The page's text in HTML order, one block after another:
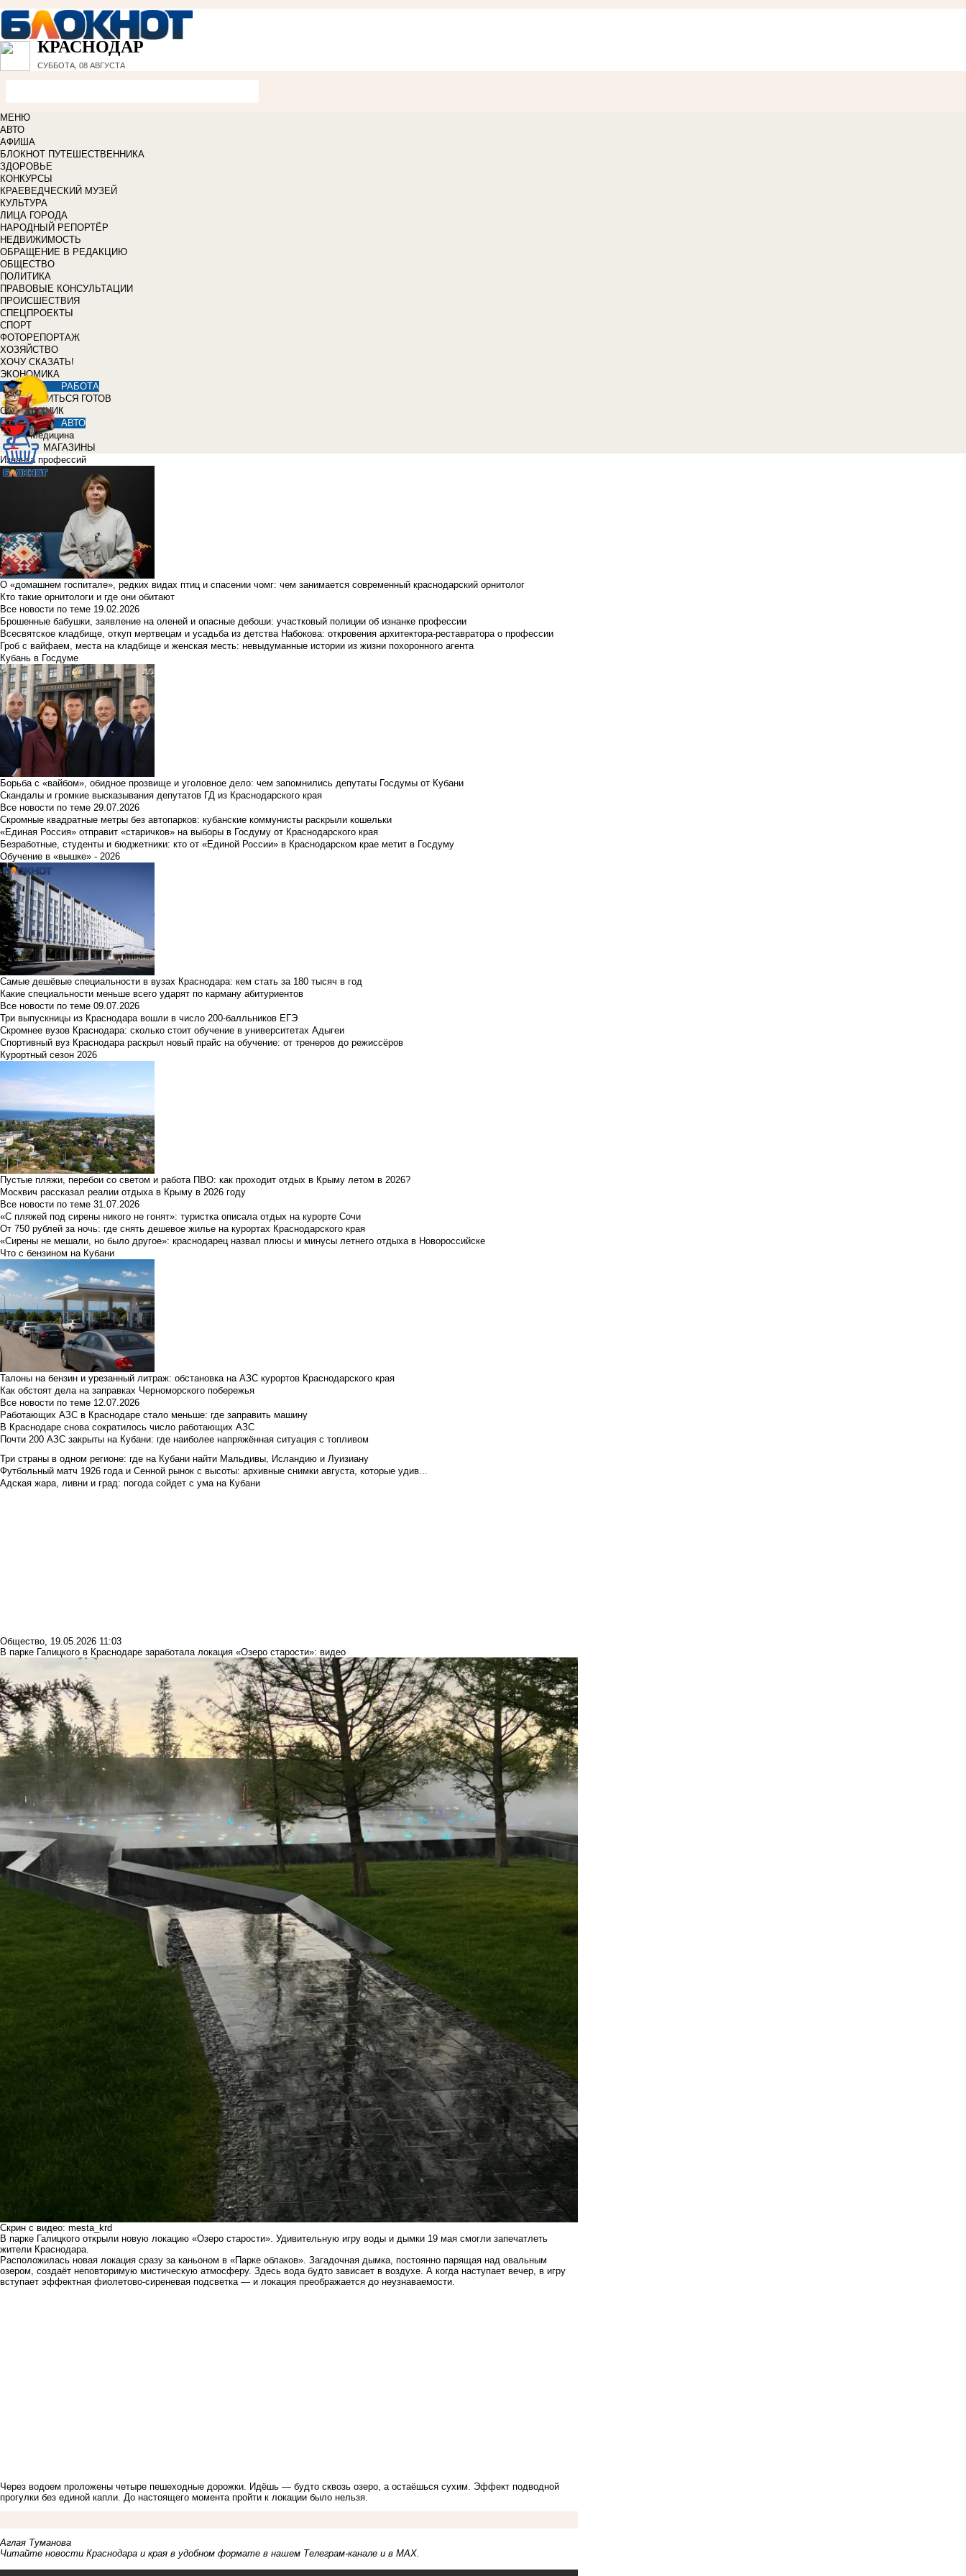
КРАСНОДАР
СУББОТА, 08 АВГУСТА
МЕНЮ
АВТО
АФИША
БЛОКНОТ ПУТЕШЕСТВЕННИКА
ЗДОРОВЬЕ
КОНКУРСЫ
КРАЕВЕДЧЕСКИЙ МУЗЕЙ
КУЛЬТУРА
ЛИЦА ГОРОДА
НАРОДНЫЙ РЕПОРТЁР
НЕДВИЖИМОСТЬ
ОБРАЩЕНИЕ В РЕДАКЦИЮ
ОБЩЕСТВО
ПОЛИТИКА
ПРАВОВЫЕ КОНСУЛЬТАЦИИ
ПРОИСШЕСТВИЯ
СПЕЦПРОЕКТЫ
СПОРТ
ФОТОРЕПОРТАЖ
ХОЗЯЙСТВО
ХОЧУ СКАЗАТЬ!
ЭКОНОМИКА
РАБОТА
УЧИТЬСЯ ГОТОВ
СПРАВОЧНИК
АВТО
Медицина
МАГАЗИНЫ
Изнанка профессий
О «домашнем госпитале», редких видах птиц и спасении чомг: чем занимается современный краснодарский орнитолог
Кто такие орнитологи и где они обитают
Все новости по теме 19.02.2026
Брошенные бабушки, заявление на оленей и опасные дебоши: участковый полиции об изнанке профессии
Всесвятское кладбище, откуп мертвецам и усадьба из детства Набокова: откровения архитектора-реставратора о профессии
Гроб с вайфаем, места на кладбище и женская месть: невыдуманные истории из жизни похоронного агента
Кубань в Госдуме
Борьба с «вайбом», обидное прозвище и уголовное дело: чем запомнились депутаты Госдумы от Кубани
Скандалы и громкие высказывания депутатов ГД из Краснодарского края
Все новости по теме 29.07.2026
Скромные квадратные метры без автопарков: кубанские коммунисты раскрыли кошельки
«Единая Россия» отправит «старичков» на выборы в Госдуму от Краснодарского края
Безработные, студенты и бюджетники: кто от «Единой России» в Краснодарском крае метит в Госдуму
Обучение в «вышке» - 2026
Самые дешёвые специальности в вузах Краснодара: кем стать за 180 тысяч в год
Какие специальности меньше всего ударят по карману абитуриентов
Все новости по теме 09.07.2026
Три выпускницы из Краснодара вошли в число 200-балльников ЕГЭ
Скромнее вузов Краснодара: сколько стоит обучение в университетах Адыгеи
Спортивный вуз Краснодара раскрыл новый прайс на обучение: от тренеров до режиссёров
Курортный сезон 2026
Пустые пляжи, перебои со светом и работа ПВО: как проходит отдых в Крыму летом в 2026?
Москвич рассказал реалии отдыха в Крыму в 2026 году
Все новости по теме 31.07.2026
«С пляжей под сирены никого не гонят»: туристка описала отдых на курорте Сочи
От 750 рублей за ночь: где снять дешевое жилье на курортах Краснодарского края
«Сирены не мешали, но было другое»: краснодарец назвал плюсы и минусы летнего отдыха в Новороссийске
Что с бензином на Кубани
Талоны на бензин и урезанный литраж: обстановка на АЗС курортов Краснодарского края
Как обстоят дела на заправках Черноморского побережья
Все новости по теме 12.07.2026
Работающих АЗС в Краснодаре стало меньше: где заправить машину
В Краснодаре снова сократилось число работающих АЗС
Почти 200 АЗС закрыты на Кубани: где наиболее напряжённая ситуация с топливом
Три страны в одном регионе: где на Кубани найти Мальдивы, Исландию и Луизиану
Футбольный матч 1926 года и Сенной рынок с высоты: архивные снимки августа, которые удив...
Адская жара, ливни и град: погода сойдет с ума на Кубани
Общество, 19.05.2026 11:03
В парке Галицкого в Краснодаре заработала локация «Озеро старости»: видео
Скрин с видео: mesta_krd
В парке Галицкого открыли новую локацию «Озеро старости». Удивительную игру воды и дымки 19 мая смогли запечатлеть
жители Краснодара.
Расположилась новая локация сразу за каньоном в «Парке облаков». Загадочная дымка, постоянно парящая над овальным
озером, создаёт неповторимую мистическую атмосферу. Здесь вода будто зависает в воздухе. А когда наступает вечер, в игру
вступает эффектная фиолетово-сиреневая подсветка — и локация преображается до неузнаваемости.
Через водоем проложены четыре пешеходные дорожки. Идёшь — будто сквозь озеро, а остаёшься сухим. Эффект подводной
прогулки без единой капли. До настоящего момента пройти к локации было нельзя.
Аглая Туманова
Читайте новости Краснодара и края в удобном формате в нашем Телеграм-канале и в MAX.